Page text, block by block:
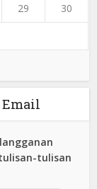
29 30
Email
tulisan